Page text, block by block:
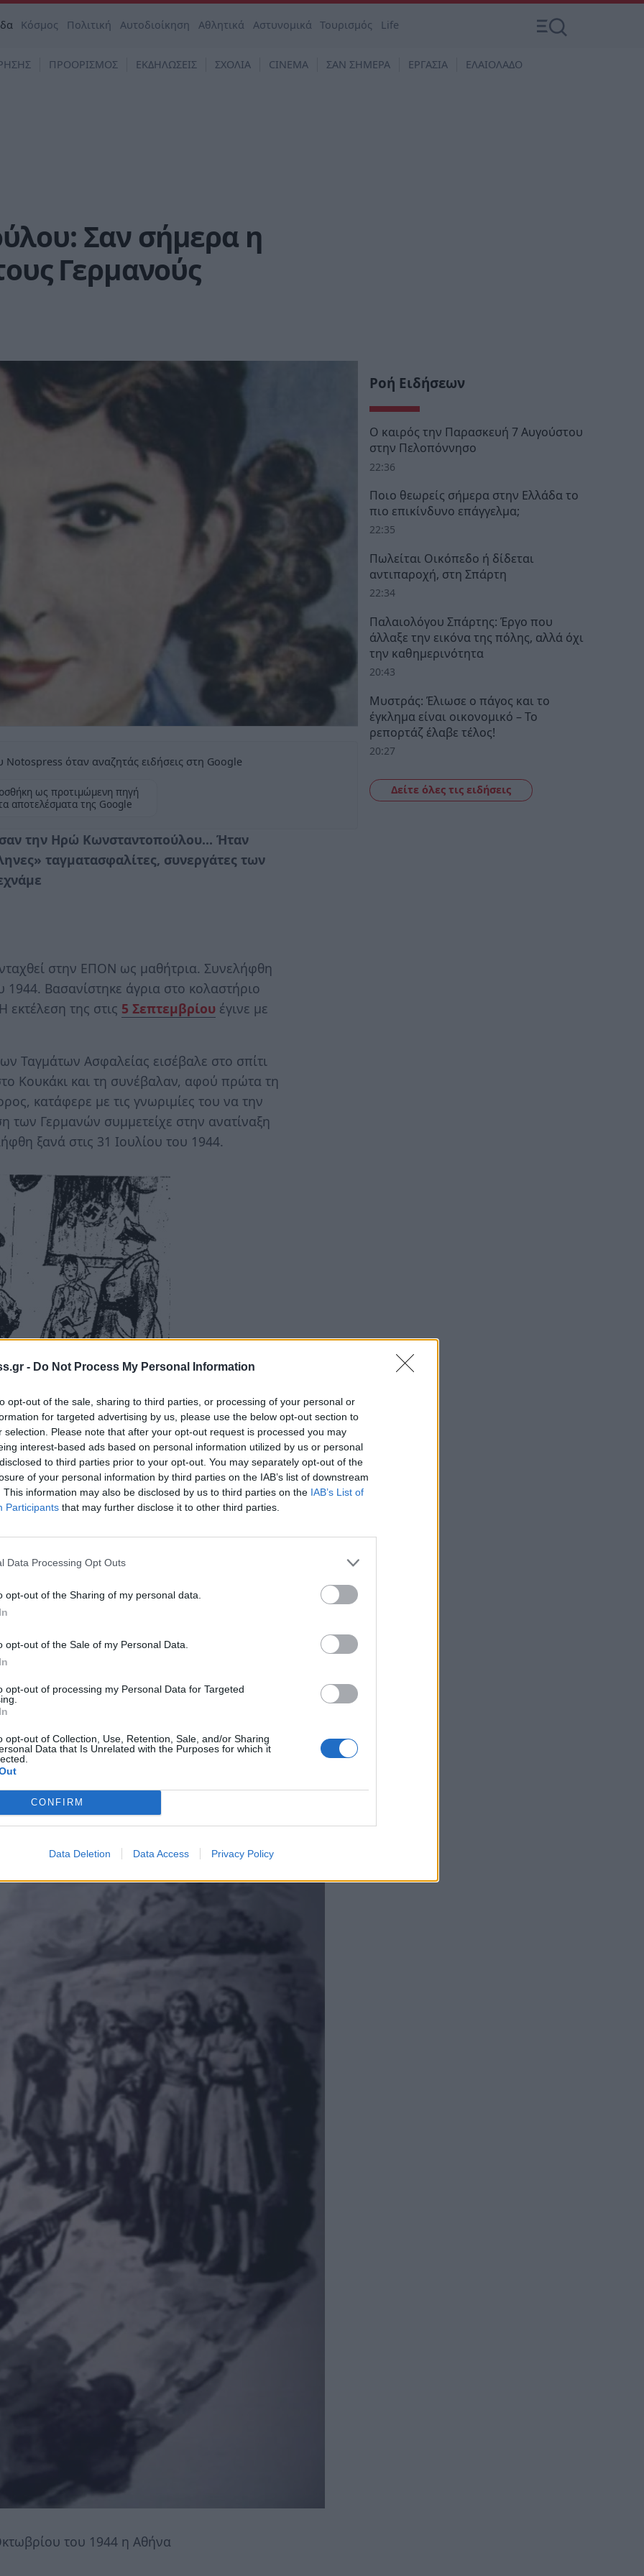
- Do Not Process My Personal Information
opt-out of the sale, sharing to third parties, or processing of your personal or
for targeted advertising by us, please use the below opt-out section to
selection. Please note that after your opt-out request is processed you may
interest-based ads based on personal information utilized by us or personal
to third parties prior to your opt-out. You may separately opt-out of the
of your personal information by third parties on the IAB’s list of downstream
This information may also be disclosed by us to third parties on the IAB’s List of
Participants that may further disclose it to other third parties.
Data Processing Opt Outs
opt-out of the Sharing of my personal data.
opt-out of the Sale of my Personal Data.
opt-out of processing my Personal Data for Targeted
opt-out of Collection, Use, Retention, Sale, and/or Sharing
Data that Is Unrelated with the Purposes for which it
CONFIRM
Data Deletion Data Access Privacy Policy
Κόσμος Πολιτική Αυτοδιοίκηση Αθλητικά Αστυνομικά Τουρισμός Life
ΠΡΟΟΡΙΣΜΟΣ ΕΚΔΗΛΩΣΕΙΣ ΣΧΟΛΙΑ CINEMA ΣΑΝ ΣΗΜΕΡΑ ΕΡΓΑΣΙΑ ΕΛΑΙΟΛΑΔΟ
Σαν σήμερα η
Γερμανούς
όταν αναζητάς ειδήσεις στη Google
ως προτιμώμενη πηγή
αποτελέσματα της Google
την Ηρώ Κωνσταντοπούλου… Ήταν
ταγματασφαλίτες, συνεργάτες των
στην ΕΠΟΝ ως μαθήτρια. Συνελήφθη
Βασανίστηκε άγρια στο κολαστήριο
της στις 5 Σεπτεμβρίου έγινε με
Ταγμάτων Ασφαλείας εισέβαλε στο σπίτι
Κουκάκι και τη συνέβαλαν, αφού πρώτα τη
κατάφερε με τις γνωριμίες του να την
Γερμανών συμμετείχε στην ανατίναξη
ξανά στις 31 Ιουλίου του 1944.
της Κομαντατούρ, και
της ζητούσαν να δώσει πληροφορίες για
δελεαστικές προτάσεις που της έγιναν.
πίσω. Αφού δεν κατάφεραν οι
στην πτέρυγα των μελλοθανάτων στο
φρουρός φωνάζοντας «Ηρώ
«Έρχομαι». Η
της είπε: «Μπράβο, Ηρώ μου. Έτσι
για τελευταία φορά.
της Καισαριανής. Εκτελέστηκε με 17
όπως είπαν οι SS. «Υπομονή
ο Σεπτέμβρης τη Λευτεριά θα φέρει».
πριν την πάρουν για εκτέλεση.
του 1944 η Αθήνα
Ροή Ειδήσεων
Ο καιρός την Παρασκευή 7 Αυγούστου
στην Πελοπόννησο
22:36
Ποιο θεωρείς σήμερα στην Ελλάδα το
πιο επικίνδυνο επάγγελμα;
22:35
Πωλείται Οικόπεδο ή δίδεται
αντιπαροχή, στη Σπάρτη
22:34
Παλαιολόγου Σπάρτης: Έργο που
άλλαξε την εικόνα της πόλης, αλλά όχι
την καθημερινότητα
20:43
Μυστράς: Έλιωσε ο πάγος και το
έγκλημα είναι οικονομικό – Το
ρεπορτάζ έλαβε τέλος!
20:27
Δείτε όλες τις ειδήσεις